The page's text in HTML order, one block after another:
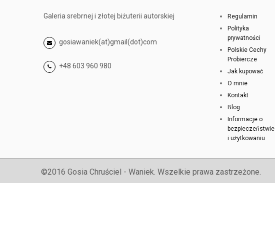
Galeria srebrnej i złotej biżuterii autorskiej
gosiawaniek(at)gmail(dot)com
+48 603 960 980
Regulamin
Polityka
prywatności
Polskie Cechy
Probiercze
Jak kupować
O mnie
Kontakt
Blog
Informacje o
bezpieczeństwie
i użytkowaniu
©2016 Gosia Chruściel - Waniek. Wszelkie prawa zastrzeżone.